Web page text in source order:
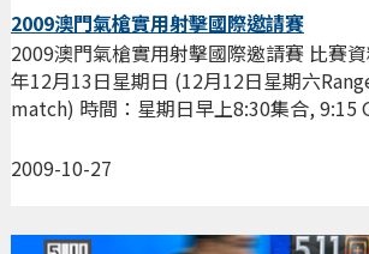
2009澳門氣槍實用射擊國際邀請賽
2009-10-27
2009澳門氣槍實用射擊國際邀請賽 比賽
年12月13日星期日 (12月12日星期六
match) 時間：星期日早上8:30集合, 9:15